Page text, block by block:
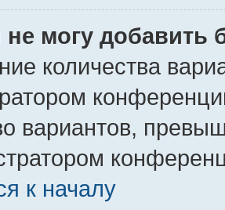
могу добавить
количества
вариантов,
к началу